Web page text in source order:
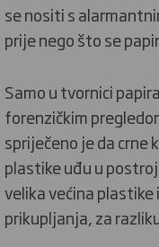
se nositi s
prije nego što se
Samo u tvornici
forenzičkim
spriječeno je da crne
plastike uđu u
velika većina
prikupljanja, za